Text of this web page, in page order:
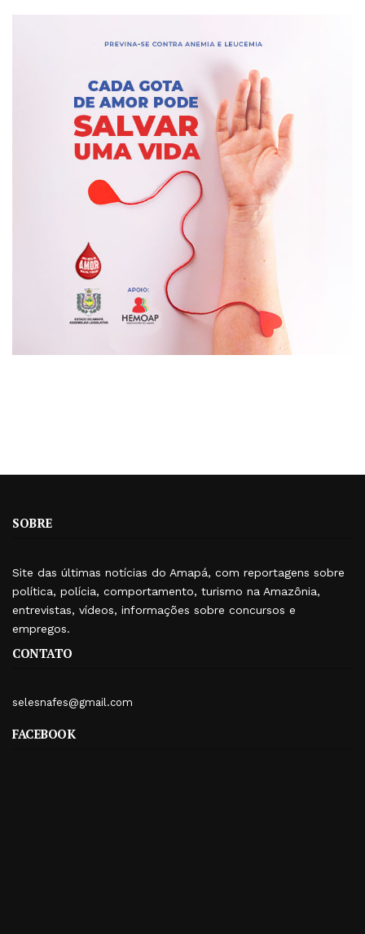
SOBRE
Site das últimas notícias do Amapá, com reportagens sobre
política, polícia, comportamento, turismo na Amazônia,
entrevistas, vídeos, informações sobre concursos e
empregos.
CONTATO
selesnafes@gmail.com
FACEBOOK